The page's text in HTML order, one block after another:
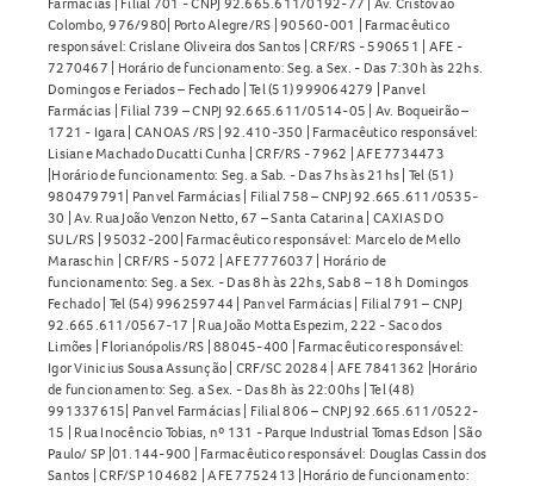
Colombo, 976/980| Porto Alegre/RS | 90560-001 | Farmacêutico
responsável: Crislane Oliveira dos Santos | CRF/RS - 590651 | AFE -
7270467 | Horário de funcionamento: Seg. a Sex. - Das 7:30h às 22hs.
Domingos e Feriados – Fechado | Tel (51) 999064279 | Panvel
Farmácias | Filial 739 – CNPJ 92.665.611/0514-05 | Av. Boqueirão –
1721 - Igara | CANOAS /RS | 92.410-350 | Farmacêutico responsável:
Lisiane Machado Ducatti Cunha | CRF/RS - 7962 | AFE 7734473
|Horário de funcionamento: Seg. a Sab. - Das 7hs às 21hs | Tel (51)
980479791| Panvel Farmácias | Filial 758 – CNPJ 92.665.611/0535-
30 | Av. Rua João Venzon Netto, 67 – Santa Catarina | CAXIAS DO
SUL/RS | 95032-200| Farmacêutico responsável: Marcelo de Mello
Maraschin | CRF/RS - 5072 | AFE 7776037 | Horário de
funcionamento: Seg. a Sex. - Das 8h às 22hs, Sab 8 – 18 h Domingos
Fechado | Tel (54) 996259744 | Panvel Farmácias | Filial 791 – CNPJ
92.665.611/0567-17 | Rua João Motta Espezim, 222 - Saco dos
Limões | Florianópolis/RS | 88045-400 | Farmacêutico responsável:
Igor Vinicius Sousa Assunção | CRF/SC 20284 | AFE 7841362 |Horário
de funcionamento: Seg. a Sex. - Das 8h às 22:00hs | Tel (48)
991337615| Panvel Farmácias | Filial 806 – CNPJ 92.665.611/0522-
15 | Rua Inocêncio Tobias, nº 131 - Parque Industrial Tomas Edson | São
Paulo/ SP |01.144-900 | Farmacêutico responsável: Douglas Cassin dos
Santos | CRF/SP 104682 | AFE 7752413 |Horário de funcionamento: